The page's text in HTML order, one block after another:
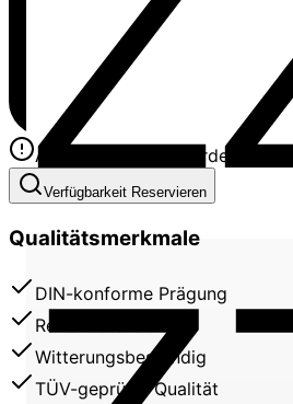
Alle Felder sind erforderlich
Verfügbarkeit Reservieren
Qualitätsmerkmale
DIN-konforme Prägung
Reflektierende Folie
Witterungsbeständig
TÜV-geprüfte Qualität